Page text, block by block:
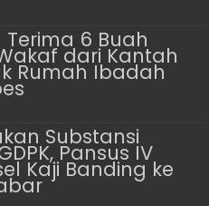
6 Buah
dari Kantah
Rumah Ibadah
Substansi
Pansus IV
Kaji Banding ke